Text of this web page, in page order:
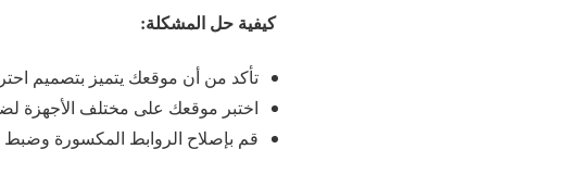
كيفية حل المشكلة:
تأكد من أن موقعك يتميز بتصميم
اختبر موقعك على مختلف الأجهزة
قم بإصلاح الروابط المكسورة